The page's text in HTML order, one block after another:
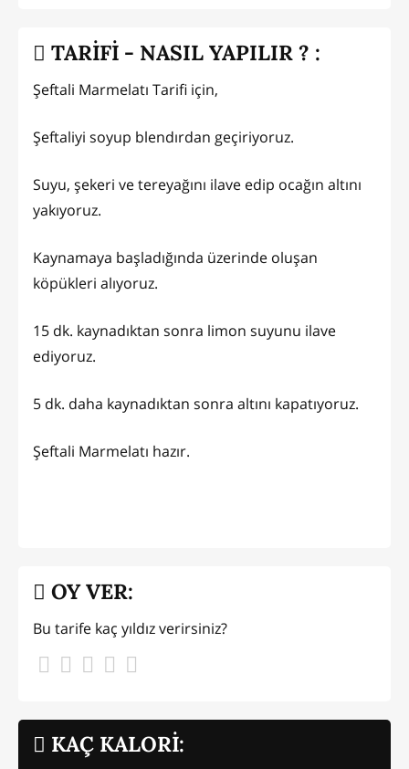
TARİFİ - NASIL YAPILIR ? :
Şeftali Marmelatı Tarifi için,
Şeftaliyi soyup blendırdan geçiriyoruz.
Suyu, şekeri ve tereyağını ilave edip ocağın altını
yakıyoruz.
Kaynamaya başladığında üzerinde oluşan
köpükleri alıyoruz.
15 dk. kaynadıktan sonra limon suyunu ilave
ediyoruz.
5 dk. daha kaynadıktan sonra altını kapatıyoruz.
Şeftali Marmelatı hazır.
KAÇ KALORİ:
OY VER:
Bu tarife kaç yıldız verirsiniz?